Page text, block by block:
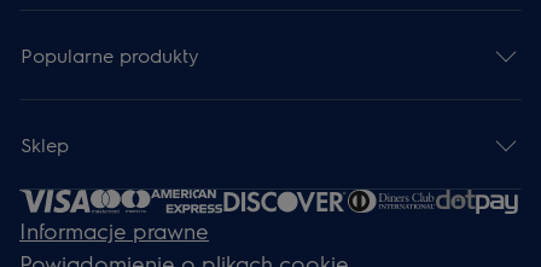
Popularne produkty
Sklep
Informacje prawne